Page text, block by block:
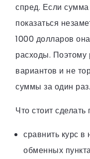
спред. Если
показаться
1000 долларов
расходы. Поэтому
вариантов и не
суммы за один раз.
Что стоит
сравнить курс в
обменных